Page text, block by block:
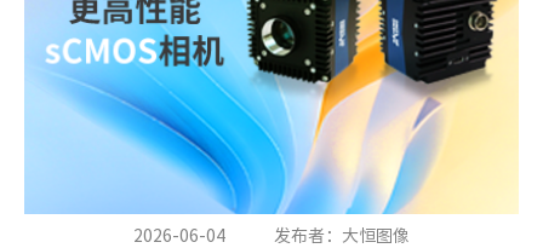
2026-06-04 发布者：大恒图像